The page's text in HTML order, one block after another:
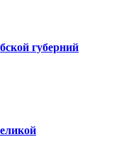
губерний